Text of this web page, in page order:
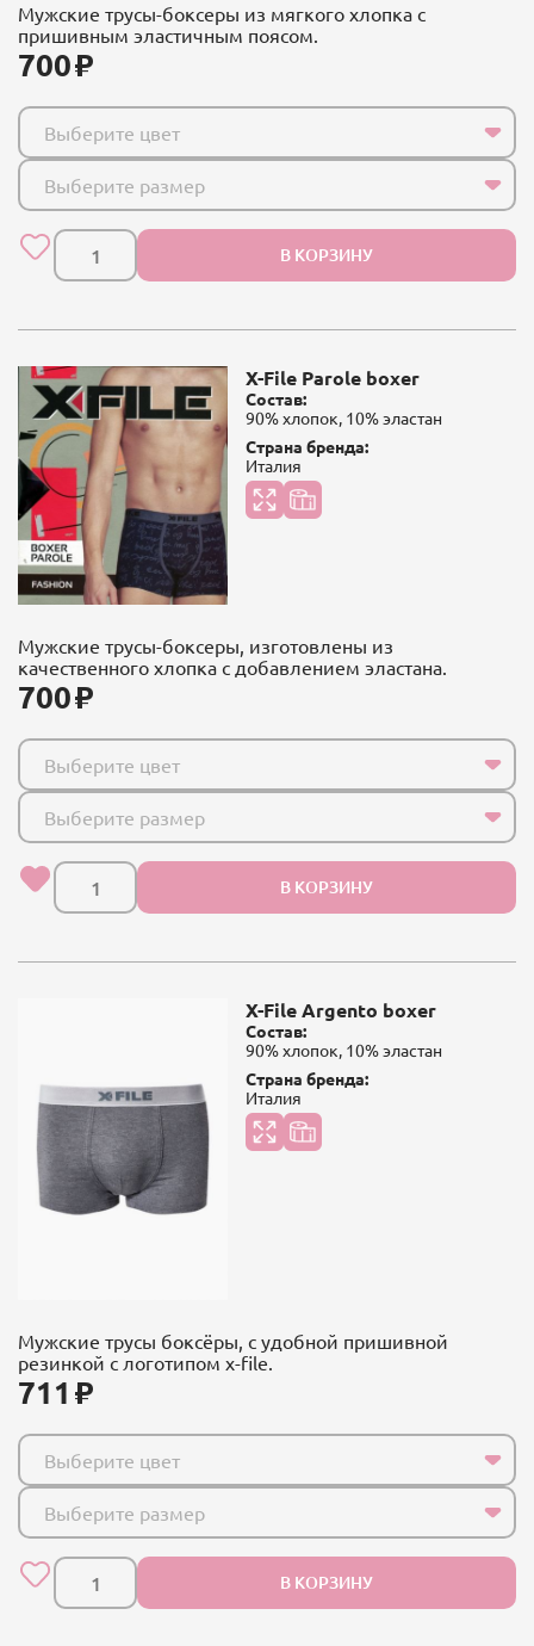
Мужские трусы-боксеры из мягкого хлопка с
пришивным эластичным поясом.
700
Выберите цвет
Выберите размер
В КОРЗИНУ
X-File Parole boxer
Состав:
90% хлопок, 10% эластан
Страна бренда:
Италия
Мужские трусы-боксеры, изготовлены из
качественного хлопка с добавлением эластана.
700
Выберите цвет
Выберите размер
В КОРЗИНУ
X-File Argento boxer
Состав:
90% хлопок, 10% эластан
Страна бренда:
Италия
Мужские трусы боксёры, с удобной пришивной
резинкой с логотипом x-file.
711
Выберите цвет
Выберите размер
В КОРЗИНУ